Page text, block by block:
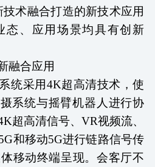
术融合打造的新技术应用
态、应用场景均具有创新
融合应用
统采用4K超高清技术，使
系统与摇臂机器人进行协
超高清信号、VR视频流、
和移动5G进行链路信号传
移动终端呈现。会客厅不